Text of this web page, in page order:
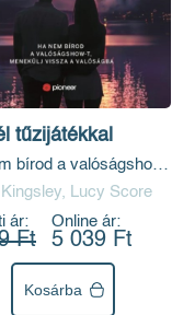
tűzijátékkal
bírod a valóságshow-
vissza aLucy Score
ár:
Ft
Online ár:
5 039 Ft
Kosárba